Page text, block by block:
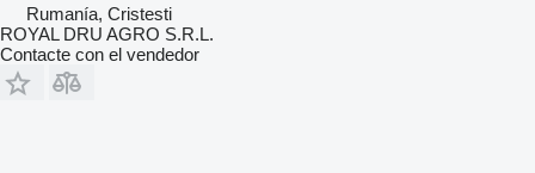
Rumanía, Cristesti
ROYAL DRU AGRO S.R.L.
Contacte con el vendedor